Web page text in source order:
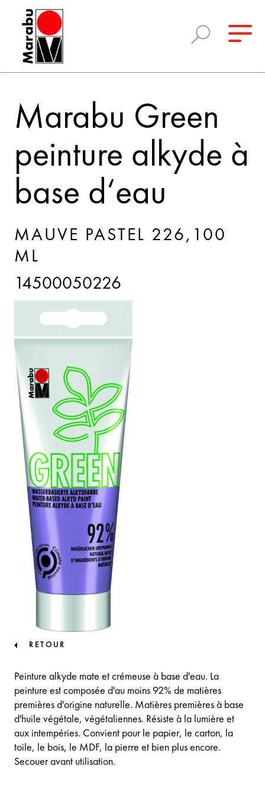
Marabu Green
peinture alkyde à
base d‘eau
MAUVE PASTEL 226,100
ML
14500050226
RETOUR
Peinture alkyde mate et crémeuse à base d'eau. La
peinture est composée d'au moins 92% de matières
premières d'origine naturelle. Matières premières à base
d'huile végétale, végétaliennes. Résiste à la lumière et
aux intempéries. Convient pour le papier, le carton, la
toile, le bois, le MDF, la pierre et bien plus encore.
Secouer avant utilisation.